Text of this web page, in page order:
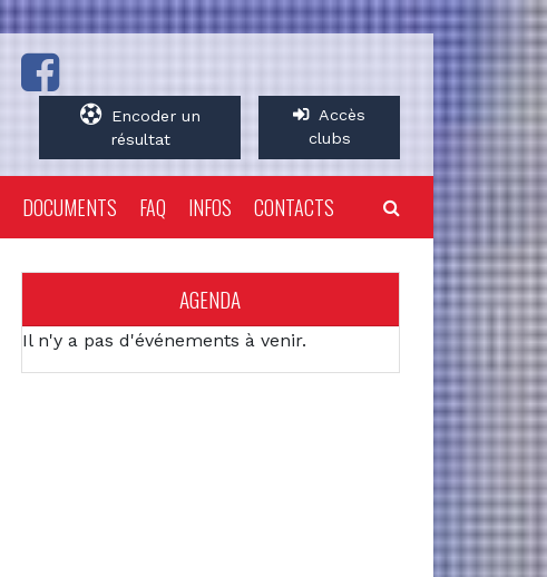
Encoder un
résultat
Accès
clubs
DOCUMENTS FAQ INFOS CONTACTS
AGENDA
Il n'y a pas d'événements à venir.